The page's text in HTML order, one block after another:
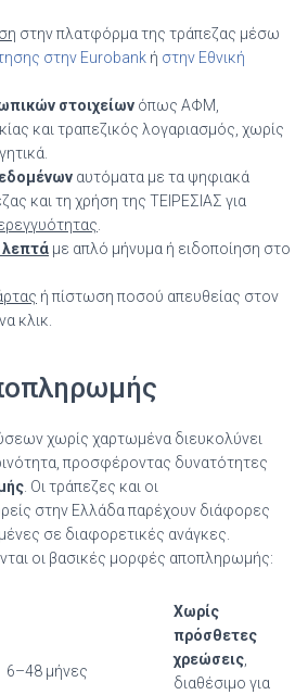
στην πλατφόρμα της τράπεζας μέσω
στην Eurobank ή στην Εθνική
στοιχείων όπως ΑΦΜ,
και τραπεζικός λογαριασμός, χωρίς
αυτόματα με τα ψηφιακά
και τη χρήση της ΤΕΙΡΕΣΙΑΣ για
λεπτά με απλό μήνυμα ή ειδοποίηση στο
ή πίστωση ποσού απευθείας στον
κλικ.
χωρίς χαρτωμένα διευκολύνει
προσφέροντας δυνατότητες
. Οι τράπεζες και οι
στην Ελλάδα παρέχουν διάφορες
σε διαφορετικές ανάγκες.
οι βασικές μορφές αποπληρωμής:
6–48 μήνες
Χωρίς
πρόσθετες
χρεώσεις
διαθέσιμο για